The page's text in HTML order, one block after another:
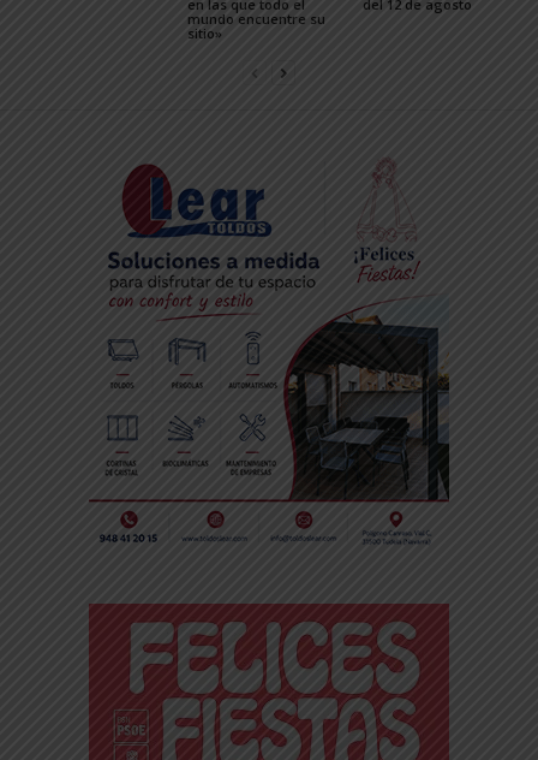
en las que todo el
mundo encuentre su
sitio»
del 12 de agosto